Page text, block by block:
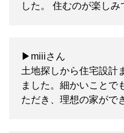
した。 住むのが楽しみ
▶miiiさん
土地探しから住宅設計
ました。細かいことで
ただき、理想の家がで